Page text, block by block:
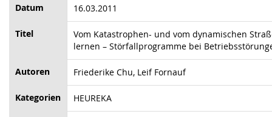
Datum 16.03.2011
Titel
Vom Katastrophen- und vom dynamischen
lernen – Störfallprogramme bei
Autoren Friederike Chu, Leif Fornauf
Kategorien HEUREKA